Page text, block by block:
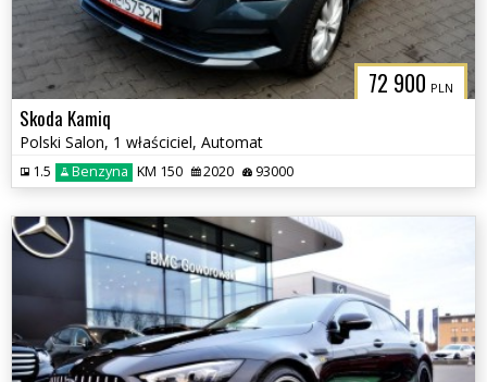
72 900 PLN
Skoda Kamiq
Polski Salon, 1 właściciel, Automat
1.5 Benzyna KM 150 2020 93000